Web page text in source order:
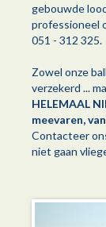
gebouwde
professioneel
051 - 312 325.
Zowel onze
verzekerd ...
HELEMAAL
meevaren,
Contacteer
niet gaan